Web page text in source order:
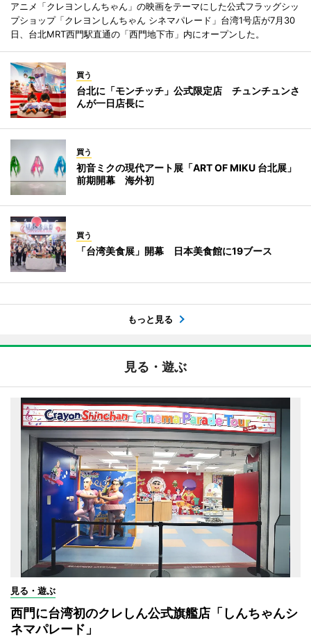
アニメ「クレヨンしんちゃん」の映画をテーマにした公式フラッグシッ
プショップ「クレヨンしんちゃん シネマパレード」台湾1号店が7月30
日、台北MRT西門駅直通の「西門地下市」内にオープンした。
買う
台北に「モンチッチ」公式限定店 チュンチュンさ
んが一日店長に
買う
初音ミクの現代アート展「ART OF MIKU 台北展」
前期開幕 海外初
買う
「台湾美食展」開幕 日本美食館に19ブース
もっと見る
見る・遊ぶ
見る・遊ぶ
西門に台湾初のクレしん公式旗艦店「しんちゃんシ
ネマパレード」